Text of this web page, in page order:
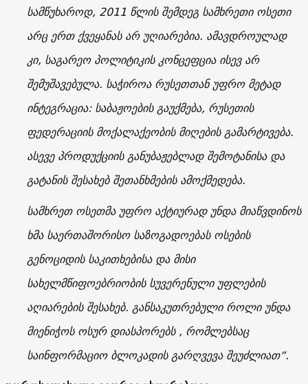
სამწუხაროდ, 2011 წლის შემდეგ სამხრეთი ოსეთი
არც ერთ ქვეყანას არ უღიარებია. ამავდროულად
კი, საგარეო პოლიტიკის კონცეფცია ისევ არ
შემუშავებულა. საჭიროა რუსეთთან უფრო მეტად
ინტეგრაცია: საბაჟოების გაუქმება, რუსეთის
ფედერაციის მოქალაქეობის მიღების გამარტივება.
ასევე პროდუქციის განუბაჟებლად შემოტანისა და
გატანის შესახებ შეთანხმების ამოქმედება.
სამხრეთ ოსეთმა უფრო აქტიურად უნდა მიაწვდინოს
ხმა საერთაშორისო საზოგადოებას ოსების
გენოციდის საკითხებისა და მისი
სახელმწიფოებრიობის სუვერენული უფლების
აღიარების შესახებ. განსაკუთრებული როლი უნდა
მიენიჭოს ოსურ დიასპორებს , რომლებსაც
საინფორმაციო ბლოკადის გარღვევა შეუძლიათ“.